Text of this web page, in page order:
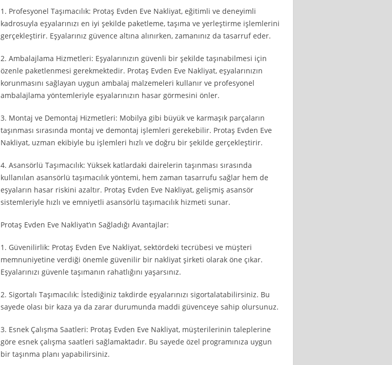
1. Profesyonel Taşımacılık: Protaş Evden Eve Nakliyat, eğitimli ve deneyimli
kadrosuyla eşyalarınızı en iyi şekilde paketleme, taşıma ve yerleştirme işlemlerini
gerçekleştirir. Eşyalarınız güvence altına alınırken, zamanınız da tasarruf eder.
2. Ambalajlama Hizmetleri: Eşyalarınızın güvenli bir şekilde taşınabilmesi için
özenle paketlenmesi gerekmektedir. Protaş Evden Eve Nakliyat, eşyalarınızın
korunmasını sağlayan uygun ambalaj malzemeleri kullanır ve profesyonel
ambalajlama yöntemleriyle eşyalarınızın hasar görmesini önler.
3. Montaj ve Demontaj Hizmetleri: Mobilya gibi büyük ve karmaşık parçaların
taşınması sırasında montaj ve demontaj işlemleri gerekebilir. Protaş Evden Eve
Nakliyat, uzman ekibiyle bu işlemleri hızlı ve doğru bir şekilde gerçekleştirir.
4. Asansörlü Taşımacılık: Yüksek katlardaki dairelerin taşınması sırasında
kullanılan asansörlü taşımacılık yöntemi, hem zaman tasarrufu sağlar hem de
eşyaların hasar riskini azaltır. Protaş Evden Eve Nakliyat, gelişmiş asansör
sistemleriyle hızlı ve emniyetli asansörlü taşımacılık hizmeti sunar.
Protaş Evden Eve Nakliyat’ın Sağladığı Avantajlar:
1. Güvenilirlik: Protaş Evden Eve Nakliyat, sektördeki tecrübesi ve müşteri
memnuniyetine verdiği önemle güvenilir bir nakliyat şirketi olarak öne çıkar.
Eşyalarınızı güvenle taşımanın rahatlığını yaşarsınız.
2. Sigortalı Taşımacılık: İstediğiniz takdirde eşyalarınızı sigortalatabilirsiniz. Bu
sayede olası bir kaza ya da zarar durumunda maddi güvenceye sahip olursunuz.
3. Esnek Çalışma Saatleri: Protaş Evden Eve Nakliyat, müşterilerinin taleplerine
göre esnek çalışma saatleri sağlamaktadır. Bu sayede özel programınıza uygun
bir taşınma planı yapabilirsiniz.